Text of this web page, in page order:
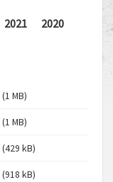
2021
2020
(1 MB)
(1 MB)
(429 kB)
(918 kB)